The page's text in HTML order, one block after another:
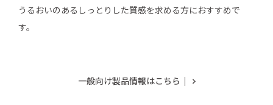
うるおいのあるしっとりした質感を求める方におすすめで
す。
一般向け製品情報はこちら